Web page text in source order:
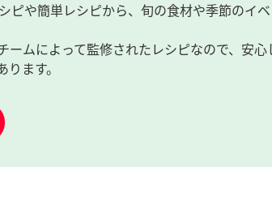
ピや簡単レシピから、旬の食材や季節のイ
ームによって監修されたレシピなので、安心
ます。